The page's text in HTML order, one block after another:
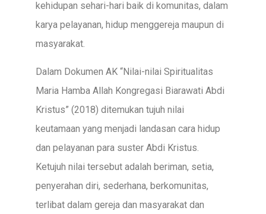
kehidupan sehari-hari baik di komunitas, dalam
karya pelayanan, hidup menggereja maupun di
masyarakat.
Dalam Dokumen AK “Nilai-nilai Spiritualitas
Maria Hamba Allah Kongregasi Biarawati Abdi
Kristus” (2018) ditemukan tujuh nilai
keutamaan yang menjadi landasan cara hidup
dan pelayanan para suster Abdi Kristus.
Ketujuh nilai tersebut adalah beriman, setia,
penyerahan diri, sederhana, berkomunitas,
terlibat dalam gereja dan masyarakat dan